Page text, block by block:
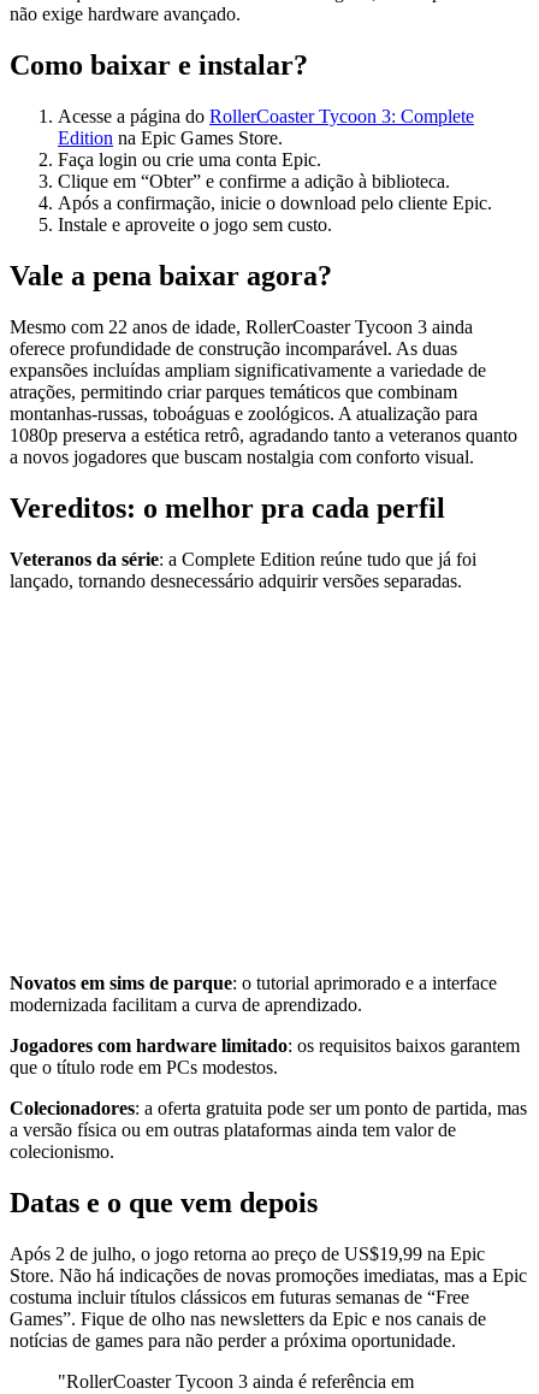
não exige hardware avançado.
Como baixar e instalar?
Acesse a página do RollerCoaster Tycoon 3: Complete
Edition na Epic Games Store.
Faça login ou crie uma conta Epic.
Clique em “Obter” e confirme a adição à biblioteca.
Após a confirmação, inicie o download pelo cliente Epic.
Instale e aproveite o jogo sem custo.
Vale a pena baixar agora?
Mesmo com 22 anos de idade, RollerCoaster Tycoon 3 ainda
oferece profundidade de construção incomparável. As duas
expansões incluídas ampliam significativamente a variedade de
atrações, permitindo criar parques temáticos que combinam
montanhas-russas, toboáguas e zoológicos. A atualização para
1080p preserva a estética retrô, agradando tanto a veteranos quanto
a novos jogadores que buscam nostalgia com conforto visual.
Vereditos: o melhor pra cada perfil
Veteranos da série: a Complete Edition reúne tudo que já foi
lançado, tornando desnecessário adquirir versões separadas.
Novatos em sims de parque: o tutorial aprimorado e a interface
modernizada facilitam a curva de aprendizado.
Jogadores com hardware limitado: os requisitos baixos garantem
que o título rode em PCs modestos.
Colecionadores: a oferta gratuita pode ser um ponto de partida, mas
a versão física ou em outras plataformas ainda tem valor de
colecionismo.
Datas e o que vem depois
Após 2 de julho, o jogo retorna ao preço de US$19,99 na Epic
Store. Não há indicações de novas promoções imediatas, mas a Epic
costuma incluir títulos clássicos em futuras semanas de “Free
Games”. Fique de olho nas newsletters da Epic e nos canais de
notícias de games para não perder a próxima oportunidade.
"RollerCoaster Tycoon 3 ainda é referência em